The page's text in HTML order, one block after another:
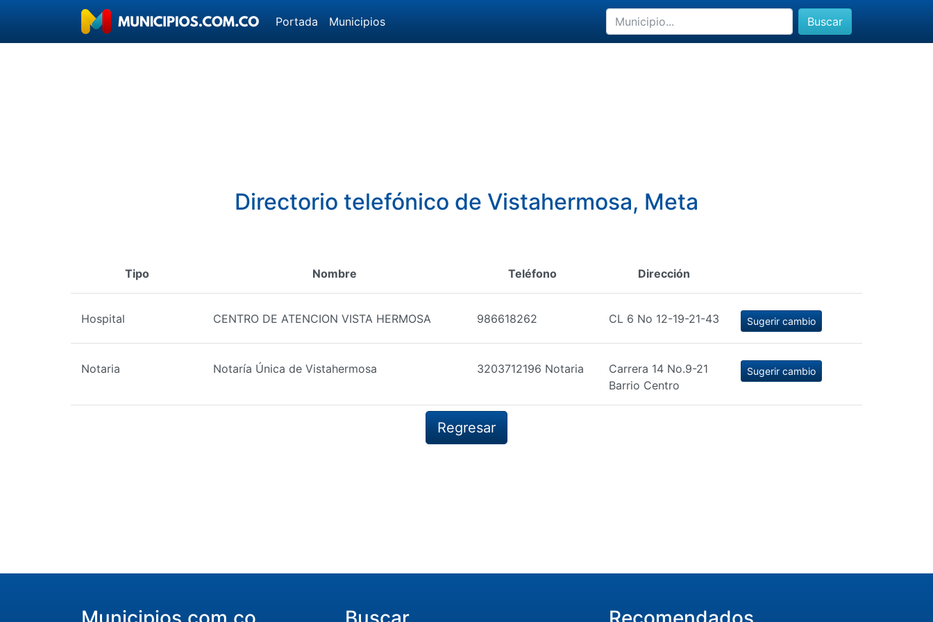
Portada Municipios Buscar
Directorio telefónico de Vistahermosa, Meta
Tipo Nombre Teléfono Dirección
Hospital CENTRO DE ATENCION VISTA HERMOSA 986618262 CL 6 No 12-19-21-43 Sugerir cambio
Notaria Notaría Única de Vistahermosa 3203712196 Notaria
Carrera 14 No.9-21
Barrio Centro
Sugerir cambio
Regresar